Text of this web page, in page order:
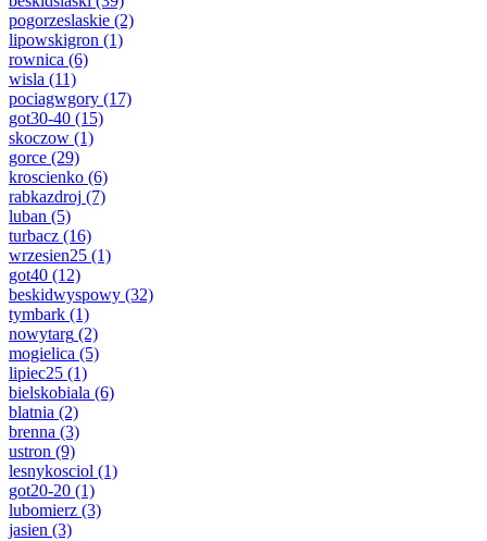
pogorzeslaskie (2)
lipowskigron (1)
rownica (6)
wisla (11)
pociagwgory (17)
got30-40 (15)
skoczow (1)
gorce (29)
kroscienko (6)
rabkazdroj (7)
luban (5)
turbacz (16)
wrzesien25 (1)
got40 (12)
beskidwyspowy (32)
tymbark (1)
nowytarg (2)
mogielica (5)
lipiec25 (1)
bielskobiala (6)
blatnia (2)
brenna (3)
ustron (9)
lesnykosciol (1)
got20-20 (1)
lubomierz (3)
jasien (3)